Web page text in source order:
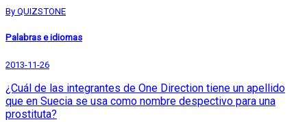
By QUIZSTONE
Palabras e idiomas
2013-11-26
¿Cuál de las integrantes de One Direction tiene un apellido
que en Suecia se usa como nombre despectivo para una
prostituta?